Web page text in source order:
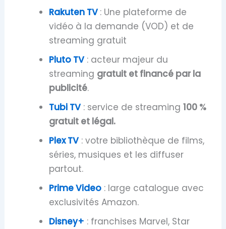
Rakuten TV: Une plateforme de
vidéo à la demande (VOD) et de
streaming gratuit
Pluto TV: acteur majeur du
streaming gratuit et financé par la
publicité.
Tubi TV: service de streaming100 %
gratuit et légal.
Plex TV: votre bibliothèque de films,
séries, musiques et les diffuser
partout.
Prime Video : large catalogue avec
exclusivités Amazon.
Disney+ : franchises Marvel, Star